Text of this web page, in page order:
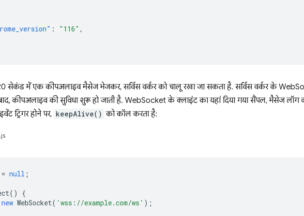
: "116" ,
सेकंड में एक कीपअलाइव मैसेज भेजकर, सर्विस वर्कर को चालू रखा जा सकता है. सर्विस वर्कर के
कीपअलाइव की सुविधा शुरू हो जाती है. WebSocket के क्लाइंट का यहां दिया गया सैंपल, मैसेज लॉग
ट्रिगर होने पर, keepAlive() को कॉल करता है:
= null ;
()
{
new WebSocket( 'wss://example.com/ws' );